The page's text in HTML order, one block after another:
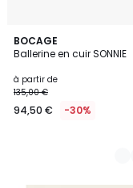
BOCAGE
Ballerine en cuir SONNIE
à partir de
135,00 €
94,50 € -30%
2
Couleurs